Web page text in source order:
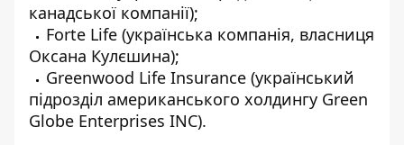
канадської компанії);
Forte Life (українська компанія, власниця
Оксана Кулєшина);
Greenwood Life Insurance (український
підрозділ американського холдингу Green
Globe Enterprises INC).